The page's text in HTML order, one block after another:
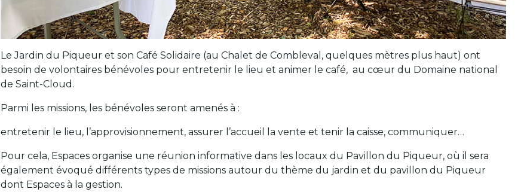
Le Jardin du Piqueur et son Café Solidaire (au Chalet de Combleval, quelques mètres plus haut) ont
besoin de volontaires bénévoles pour entretenir le lieu et animer le café, au cœur du Domaine national
de Saint-Cloud.
Parmi les missions, les bénévoles seront amenés à :
entretenir le lieu, l’approvisionnement, assurer l’accueil la vente et tenir la caisse, communiquer…
Pour cela, Espaces organise une réunion informative dans les locaux du Pavillon du Piqueur, où il sera
également évoqué différents types de missions autour du thème du jardin et du pavillon du Piqueur
dont Espaces à la gestion.